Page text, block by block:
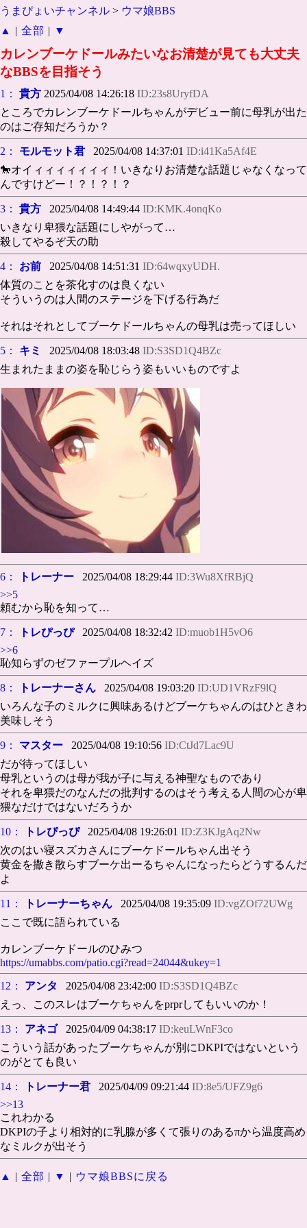
うまぴょいチャンネル > ウマ娘BBS
▲
| 全部 | ▼
カレンブーケドールみたいなお清楚が見ても大丈夫
なBBSを目指そう
1： 貴方 2025/04/08 14:26:18 ID:23s8UryfDA
ところでカレンブーケドールちゃんがデビュー前に母乳が出た
のはご存知だろうか？
2： モルモット君 2025/04/08 14:37:01 ID:i41Ka5Af4E
🐎オイィィィィィィィ！いきなりお清楚な話題じゃなくなって
んですけどー！？！？！？
3： 貴方 2025/04/08 14:49:44 ID:KMK.4onqKo
いきなり卑猥な話題にしやがって…
殺してやるぞ天の助
4： お前 2025/04/08 14:51:31 ID:64wqxyUDH.
体質のことを茶化すのは良くない
そういうのは人間のステージを下げる行為だ
それはそれとしてブーケドールちゃんの母乳は売ってほしい
5： キミ 2025/04/08 18:03:48 ID:S3SD1Q4BZc
生まれたままの姿を恥じらう姿もいいものですよ
6： トレーナー 2025/04/08 18:29:44 ID:3Wu8XfRBjQ
>>5
頼むから恥を知って…
7： トレぴっぴ2025/04/08 18:32:42 ID:muob1H5vO6
>>6
恥知らずのゼファープルヘイズ
8： トレーナーさん 2025/04/08 19:03:20 ID:UD1VRzF9lQ
いろんな子のミルクに興味あるけどブーケちゃんのはひときわ
美味しそう
9： マスター 2025/04/08 19:10:56 ID:CtJd7Lac9U
だが待ってほしい
母乳というのは母が我が子に与える神聖なものであり
それを卑猥だのなんだの批判するのはそう考える人間の心が卑
猥なだけではないだろうか
10： トレぴっぴ2025/04/08 19:26:01 ID:Z3KJgAq2Nw
次のはい寝スズカさんにブーケドールちゃん出そう
黄金を撒き散らすブーケ出ーるちゃんになったらどうするんだ
よ
11： トレーナーちゃん 2025/04/08 19:35:09 ID:vgZOf72UWg
ここで既に語られている
カレンブーケドールのひみつ
https://umabbs.com/patio.cgi?read=24044&ukey=1
12：
アンタ 2025/04/08 23:42:00 ID:S3SD1Q4BZc
えっ、このスレはブーケちゃんをprprしてもいいのか！
13： アネゴ2025/04/09 04:38:17 ID:keuLWnF3co
こういう話があったブーケちゃんが別にDKPIではないという
のがとても良い
14： トレーナー君 2025/04/09 09:21:44 ID:8e5/UFZ9g6
>>13
これわかる
DKPIの子より相対的に乳腺が多くて張りのあるπから温度高め
なミルクが出そう
▲ | 全部 | ▼ | ウマ娘BBSに戻る